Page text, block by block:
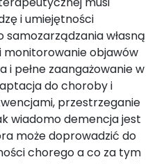
i umiejętności
własną
objawów
pełne zaangażowanie w
do choroby i
przestrzeganie
wiadomo demencja jest
może doprowadzić do
chorego a co za tym